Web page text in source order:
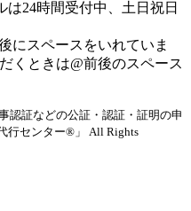
24時間受付中、土日祝日
にスペースをいれていま
くときは@前後のスペース
認証などの公証・認証・証明の申
行センター®」 All Rights